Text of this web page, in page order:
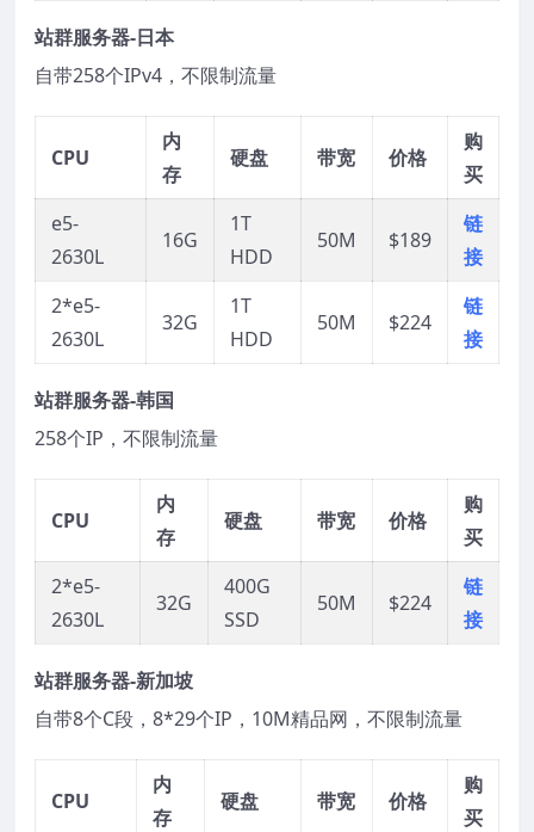
站群服务器-日本
自带258个IPv4，不限制流量
CPU
内
存
硬盘 带宽 价格
购
买
e5-
2630L
16G
1T
HDD
50M $189
链
接
2*e5-
2630L
32G
1T
HDD
50M $224
链
接
站群服务器-韩国
258个IP，不限制流量
CPU
内
存
硬盘 带宽 价格
购
买
2*e5-
2630L
32G
400G
SSD
50M $224
链
接
站群服务器-新加坡
自带8个C段，8*29个IP，10M精品网，不限制流量
CPU
内
存
硬盘 带宽 价格
购
买